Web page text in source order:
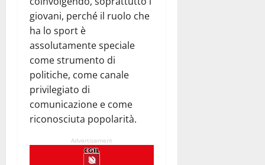
giovani, perché il ruolo che
ha lo sport è
assolutamente speciale
come strumento di
politiche, come canale
privilegiato di
comunicazione e come
riconosciuta popolarità.
Advertisement